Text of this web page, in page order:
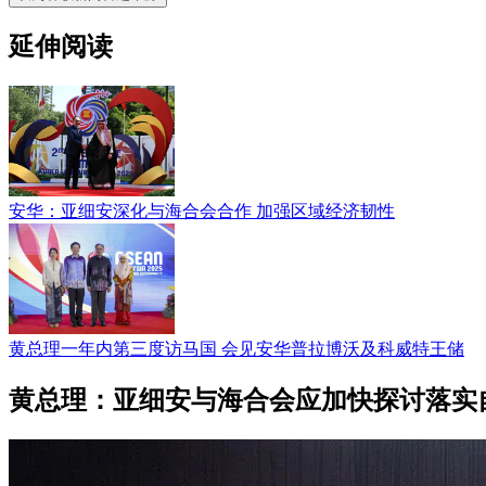
延伸阅读
安华：亚细安深化与海合会合作 加强区域经济韧性
黄总理一年内第三度访马国 会见安华普拉博沃及科威特王储
黄总理：亚细安与海合会应加快探讨落实